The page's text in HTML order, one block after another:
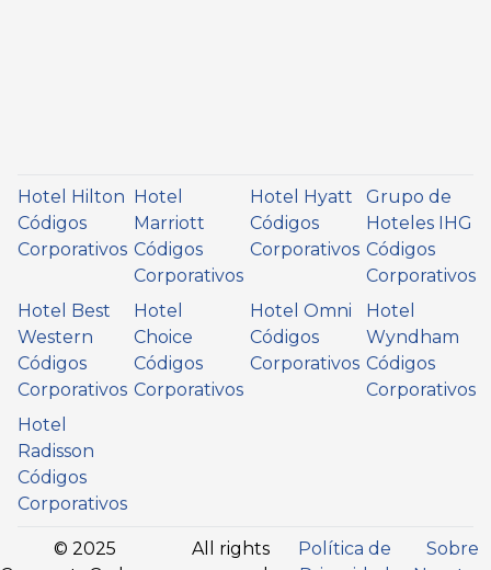
Hotel Hilton
Códigos
Corporativos
Hotel
Marriott
Códigos
Corporativos
Hotel Hyatt
Códigos
Corporativos
Grupo de
Hoteles IHG
Códigos
Corporativos
Hotel Best
Western
Códigos
Corporativos
Hotel
Choice
Códigos
Corporativos
Hotel Omni
Códigos
Corporativos
Hotel
Wyndham
Códigos
Corporativos
Hotel
Radisson
Códigos
Corporativos
© 2025
All rights
Política de
Sobre